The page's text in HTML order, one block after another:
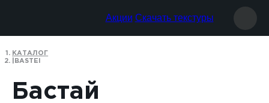
Акции Скачать текстуры
КАТАЛОГ
BASTEI
Бастай